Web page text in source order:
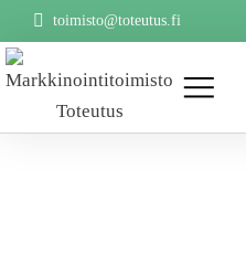
Siirry
sisältöön
toimisto@toteutus.fi